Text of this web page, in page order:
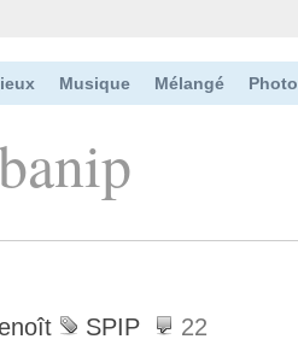
Musique Mélangé
SPIP 22